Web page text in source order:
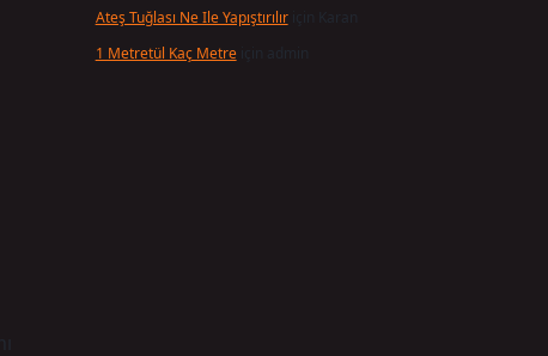
Ateş Tuğlası Ne Ile Yapıştırılıriçin
1 Metretül Kaç Metreiçin